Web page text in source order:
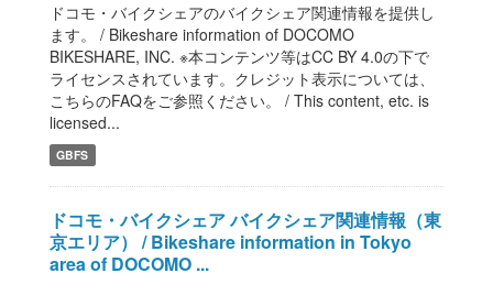
ドコモ・バイクシェアのバイクシェア関連情報を提供し
ます。 / Bikeshare information of DOCOMO
BIKESHARE, INC. ※本コンテンツ等はCC BY 4.0の下で
ライセンスされています。クレジット表示については、
こちらのFAQをご参照ください。 / This content, etc. is
licensed...
GBFS
ドコモ・バイクシェア バイクシェア関連情報（東
京エリア） / Bikeshare information in Tokyo
area of DOCOMO ...